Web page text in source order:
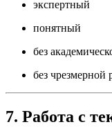
экспертный
понятный
без
без чрезмерной
7. Работа с